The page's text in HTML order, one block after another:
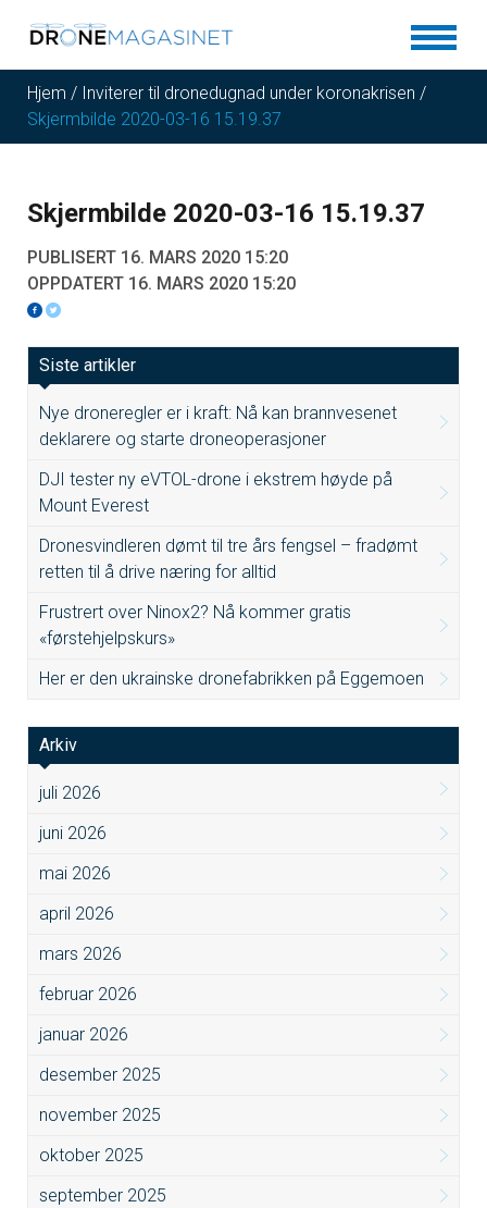
Hjem / Inviterer til dronedugnad under koronakrisen /
Skjermbilde 2020-03-16 15.19.37
Skjermbilde 2020-03-16 15.19.37
PUBLISERT 16. MARS 2020 15:20
OPPDATERT 16. MARS 2020 15:20
Siste artikler
Nye droneregler er i kraft: Nå kan brannvesenet
deklarere og starte droneoperasjoner
DJI tester ny eVTOL-drone i ekstrem høyde på
Mount Everest
Dronesvindleren dømt til tre års fengsel – fradømt
retten til å drive næring for alltid
Frustrert over Ninox2? Nå kommer gratis
«førstehjelpskurs»
Her er den ukrainske dronefabrikken på Eggemoen
Arkiv
juli 2026
juni 2026
mai 2026
april 2026
mars 2026
februar 2026
januar 2026
desember 2025
november 2025
oktober 2025
september 2025